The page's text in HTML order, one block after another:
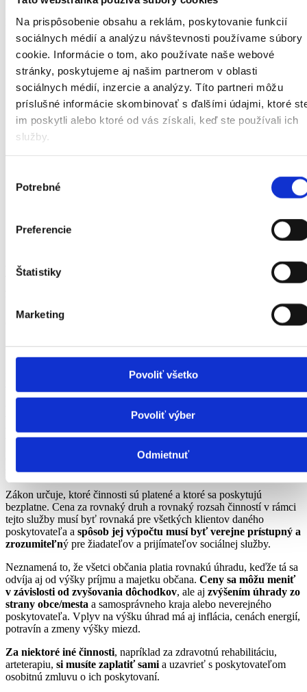
Na prispôsobenie obsahu a reklám, poskytovanie funkcií
sociálnych médií a analýzu návštevnosti používame súbory
cookie. Informácie o tom, ako používate naše webové
stránky, poskytujeme aj našim partnerom v oblasti
sociálnych médií, inzercie a analýzy. Títo partneri môžu
príslušné informácie skombinovať s ďalšími údajmi, ktoré
im poskytli alebo ktoré od vás získali, keď ste používali ich
služby.
súhlasu
Potrebné
Preferencie
Štatistiky
Marketing
Povoliť všetko
Povoliť výber
Odmietnuť
Prílohou k žiadosti o integrovaný posudok je:
lekársky nález podľa ustanoveného vzoru alebo odborný
lekársky nález lekára so špecializáciou v príslušnom
špecializačnom odbore,
klinicko-psychologický nález funkčnej kapacity, ak fyzická
osoba, ktorá žiada o integrovaný posudok, má mentálne
postihnutie, neurovývinovú poruchu alebo duševnú poruchu,
sebahodnotiaci dotazník podľa ustanoveného vzoru,
posudok, je účastníkom právnych vzťahov pri poskytovaní
peňažných príspevkov na kompenzáciu sociálnych dôsledkov
sociálnych služieb ako prijímateľ sociálnej služby.
2. Následne s ním sociálny pracovník spoločne
vyplní rozšírený dotazník zameraný na každodenné
3. Výber poskytovateľa služby
Zoznam Úradov práce, sociálnych vecí a rodiny najdete na
Na čo si dať pozor pri zmluve s
poskytovateľom sociálnej služby?
aké služby sú zahrnuté v cene,
prípadne aká suma sa dopláca.
Zákon určuje, ktoré činnosti sú platené a ktoré sa poskytujú
bezplatne. Cena za rovnaký druh a rovnaký rozsah činností v rámci
tejto služby musí byť rovnaká pre všetkých klientov daného
poskytovateľa a spôsob jej výpočtu musí byť verejne prístupný a
zrozumiteľný pre žiadateľov a prijímateľov sociálnej služby.
Neznamená to, že všetci občania platia rovnakú úhradu, keďže tá sa
odvíja aj od výšky príjmu a majetku občana. Ceny sa môžu meniť
v závislosti od zvyšovania dôchodkov, ale aj zvýšením úhrady zo
strany obce/mesta a samosprávneho kraja alebo neverejného
poskytovateľa. Vplyv na výšku úhrad má aj inflácia, cenách energií,
potravín a zmeny výšky miezd.
Za niektoré iné činnosti, napríklad za zdravotnú rehabilitáciu,
arteterapiu, si musíte zaplatiť sami a uzavrieť s poskytovateľom
osobitnú zmluvu o ich poskytovaní.